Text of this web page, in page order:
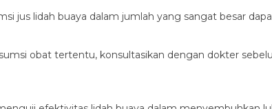
jus lidah buaya dalam jumlah yang sangat besar
obat tertentu, konsultasikan dengan dokter